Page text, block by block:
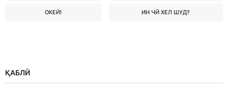
ОКЕЙ! ИН ЧӢ ХЕЛ ШУД?
ҚАБЛӢ